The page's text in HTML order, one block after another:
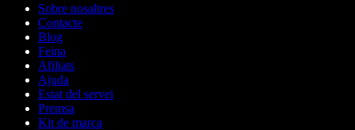
Sobre nosaltres
Contacte
Blog
Feina
Afiliats
Ajuda
Estat del servei
Premsa
Kit de marca